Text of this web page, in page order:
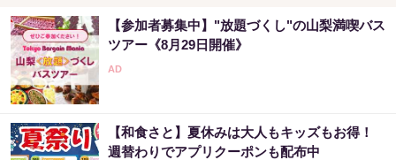
【参加者募集中】"放題づくし"の山梨満喫バス
ツアー《8月29日開催》
【和食さと】夏休みは大人もキッズもお得！
週替わりでアプリクーポンも配布中